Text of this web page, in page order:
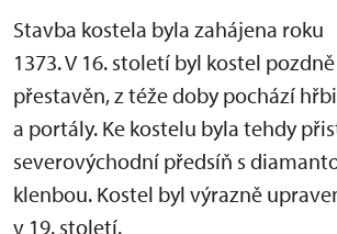
Stavba kostela byla zahájena roku
1373. V 16. století byl kostel
přestavěn, z téže doby pochází
a portály. Ke kostelu byla tehdy
severovýchodní předsíň s
klenbou. Kostel byl výrazně
v 19. století.